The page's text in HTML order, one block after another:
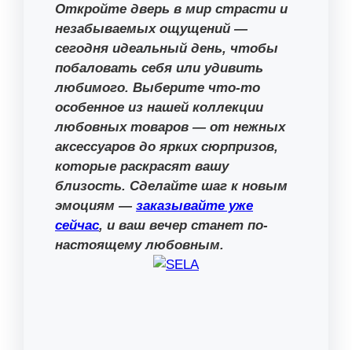
Откройте дверь в мир страсти и
незабываемых ощущений —
сегодня идеальный день, чтобы
побаловать себя или удивить
любимого. Выберите что-то
особенное из нашей коллекции
любовных товаров — от нежных
аксессуаров до ярких сюрпризов,
которые раскрасят вашу
близость. Сделайте шаг к новым
эмоциям — заказывайте уже
сейчас, и ваш вечер станет по-
настоящему любовным.